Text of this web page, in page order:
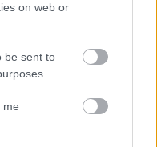
on web or
be sent to
me
a 105
vettek a
vezetői is.
Múzeumban és
szó esett